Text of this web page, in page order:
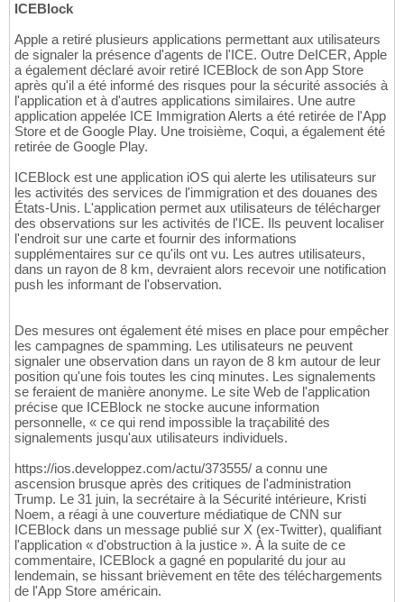
ICEBlock
Apple a retiré plusieurs applications permettant aux utilisateurs
de signaler la présence d'agents de l'ICE. Outre DeICER, Apple
a également déclaré avoir retiré ICEBlock de son App Store
après qu'il a été informé des risques pour la sécurité associés à
l'application et à d'autres applications similaires. Une autre
application appelée ICE Immigration Alerts a été retirée de l'App
Store et de Google Play. Une troisième, Coqui, a également été
retirée de Google Play.
ICEBlock est une application iOS qui alerte les utilisateurs sur
les activités des services de l'immigration et des douanes des
États-Unis. L'application permet aux utilisateurs de télécharger
des observations sur les activités de l'ICE. Ils peuvent localiser
l'endroit sur une carte et fournir des informations
supplémentaires sur ce qu'ils ont vu. Les autres utilisateurs,
dans un rayon de 8 km, devraient alors recevoir une notification
push les informant de l'observation.
Des mesures ont également été mises en place pour empêcher
les campagnes de spamming. Les utilisateurs ne peuvent
signaler une observation dans un rayon de 8 km autour de leur
position qu'une fois toutes les cinq minutes. Les signalements
se feraient de manière anonyme. Le site Web de l'application
précise que ICEBlock ne stocke aucune information
personnelle, « ce qui rend impossible la traçabilité des
signalements jusqu'aux utilisateurs individuels.
https://ios.developpez.com/actu/373555/ a connu une
ascension brusque après des critiques de l'administration
Trump. Le 31 juin, la secrétaire à la Sécurité intérieure, Kristi
Noem, a réagi à une couverture médiatique de CNN sur
ICEBlock dans un message publié sur X (ex-Twitter), qualifiant
l'application « d'obstruction à la justice ». À la suite de ce
commentaire, ICEBlock a gagné en popularité du jour au
lendemain, se hissant brièvement en tête des téléchargements
de l'App Store américain.